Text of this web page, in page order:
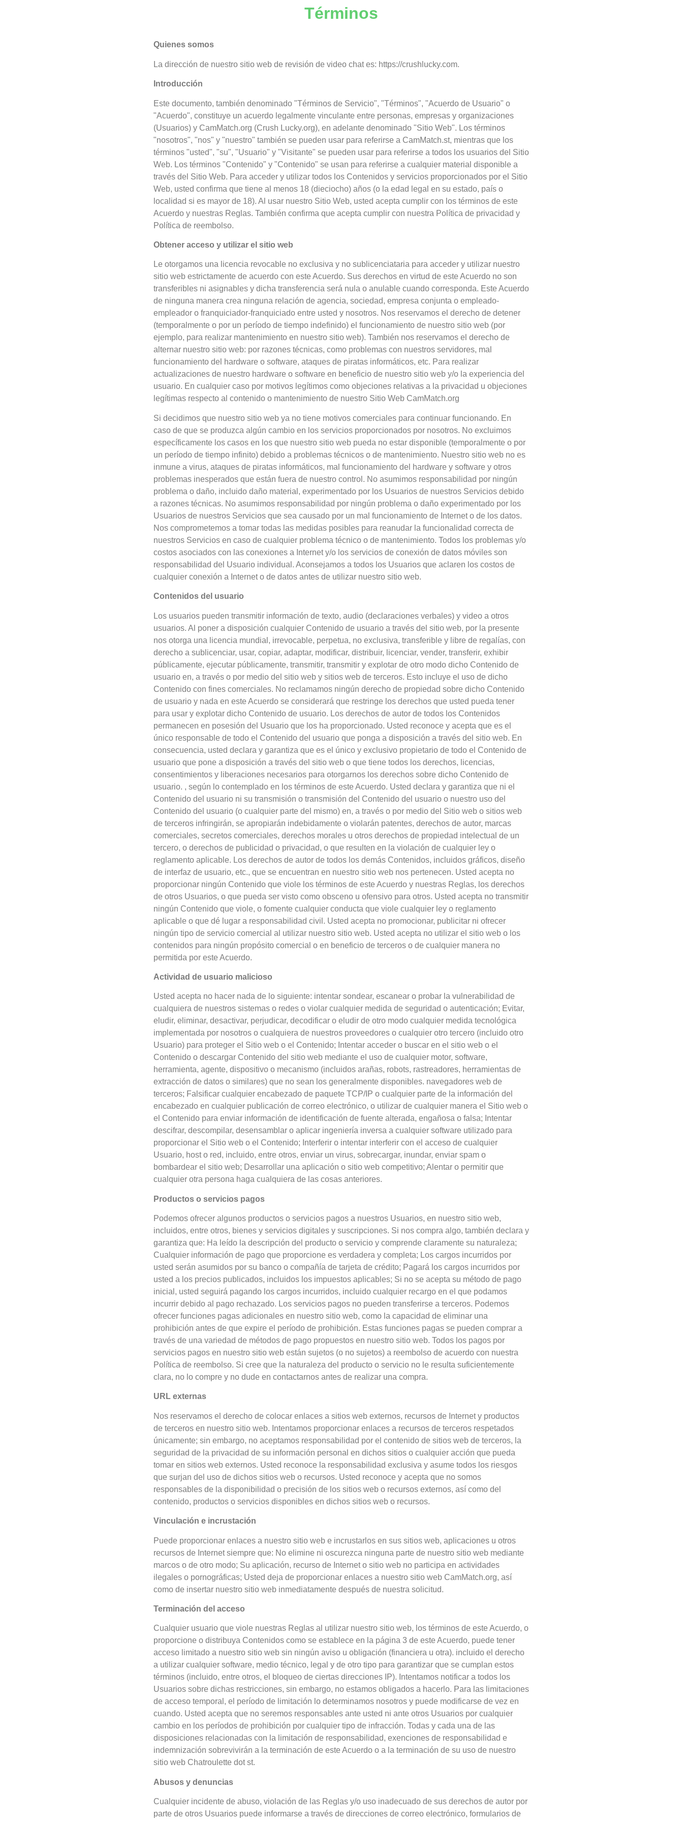
Términos
Quienes somos
La dirección de nuestro sitio web de revisión de video chat es: https://crushlucky.com.
Introducción
Este documento, también denominado "Términos de Servicio", "Términos", "Acuerdo de Usuario" o
"Acuerdo", constituye un acuerdo legalmente vinculante entre personas, empresas y organizaciones
(Usuarios) y CamMatch.org (Crush Lucky.org), en adelante denominado "Sitio Web". Los términos
"nosotros", "nos" y "nuestro" también se pueden usar para referirse a CamMatch.st, mientras que los
términos "usted", "su", "Usuario" y "Visitante" se pueden usar para referirse a todos los usuarios del Sitio
Web. Los términos "Contenido" y "Contenido" se usan para referirse a cualquier material disponible a
través del Sitio Web. Para acceder y utilizar todos los Contenidos y servicios proporcionados por el Sitio
Web, usted confirma que tiene al menos 18 (dieciocho) años (o la edad legal en su estado, país o
localidad si es mayor de 18). Al usar nuestro Sitio Web, usted acepta cumplir con los términos de este
Acuerdo y nuestras Reglas. También confirma que acepta cumplir con nuestra Política de privacidad y
Política de reembolso.
Obtener acceso y utilizar el sitio web
Le otorgamos una licencia revocable no exclusiva y no sublicenciataria para acceder y utilizar nuestro
sitio web estrictamente de acuerdo con este Acuerdo. Sus derechos en virtud de este Acuerdo no son
transferibles ni asignables y dicha transferencia será nula o anulable cuando corresponda. Este Acuerdo
de ninguna manera crea ninguna relación de agencia, sociedad, empresa conjunta o empleado-
empleador o franquiciador-franquiciado entre usted y nosotros. Nos reservamos el derecho de detener
(temporalmente o por un período de tiempo indefinido) el funcionamiento de nuestro sitio web (por
ejemplo, para realizar mantenimiento en nuestro sitio web). También nos reservamos el derecho de
alternar nuestro sitio web: por razones técnicas, como problemas con nuestros servidores, mal
funcionamiento del hardware o software, ataques de piratas informáticos, etc. Para realizar
actualizaciones de nuestro hardware o software en beneficio de nuestro sitio web y/o la experiencia del
usuario. En cualquier caso por motivos legítimos como objeciones relativas a la privacidad u objeciones
legítimas respecto al contenido o mantenimiento de nuestro Sitio Web CamMatch.org
Si decidimos que nuestro sitio web ya no tiene motivos comerciales para continuar funcionando. En
caso de que se produzca algún cambio en los servicios proporcionados por nosotros. No excluimos
específicamente los casos en los que nuestro sitio web pueda no estar disponible (temporalmente o por
un período de tiempo infinito) debido a problemas técnicos o de mantenimiento. Nuestro sitio web no es
inmune a virus, ataques de piratas informáticos, mal funcionamiento del hardware y software y otros
problemas inesperados que están fuera de nuestro control. No asumimos responsabilidad por ningún
problema o daño, incluido daño material, experimentado por los Usuarios de nuestros Servicios debido
a razones técnicas. No asumimos responsabilidad por ningún problema o daño experimentado por los
Usuarios de nuestros Servicios que sea causado por un mal funcionamiento de Internet o de los datos.
Nos comprometemos a tomar todas las medidas posibles para reanudar la funcionalidad correcta de
nuestros Servicios en caso de cualquier problema técnico o de mantenimiento. Todos los problemas y/o
costos asociados con las conexiones a Internet y/o los servicios de conexión de datos móviles son
responsabilidad del Usuario individual. Aconsejamos a todos los Usuarios que aclaren los costos de
cualquier conexión a Internet o de datos antes de utilizar nuestro sitio web.
Contenidos del usuario
Los usuarios pueden transmitir información de texto, audio (declaraciones verbales) y video a otros
usuarios. Al poner a disposición cualquier Contenido de usuario a través del sitio web, por la presente
nos otorga una licencia mundial, irrevocable, perpetua, no exclusiva, transferible y libre de regalías, con
derecho a sublicenciar, usar, copiar, adaptar, modificar, distribuir, licenciar, vender, transferir, exhibir
públicamente, ejecutar públicamente, transmitir, transmitir y explotar de otro modo dicho Contenido de
usuario en, a través o por medio del sitio web y sitios web de terceros. Esto incluye el uso de dicho
Contenido con fines comerciales. No reclamamos ningún derecho de propiedad sobre dicho Contenido
de usuario y nada en este Acuerdo se considerará que restringe los derechos que usted pueda tener
para usar y explotar dicho Contenido de usuario. Los derechos de autor de todos los Contenidos
permanecen en posesión del Usuario que los ha proporcionado. Usted reconoce y acepta que es el
único responsable de todo el Contenido del usuario que ponga a disposición a través del sitio web. En
consecuencia, usted declara y garantiza que es el único y exclusivo propietario de todo el Contenido de
usuario que pone a disposición a través del sitio web o que tiene todos los derechos, licencias,
consentimientos y liberaciones necesarios para otorgarnos los derechos sobre dicho Contenido de
usuario. , según lo contemplado en los términos de este Acuerdo. Usted declara y garantiza que ni el
Contenido del usuario ni su transmisión o transmisión del Contenido del usuario o nuestro uso del
Contenido del usuario (o cualquier parte del mismo) en, a través o por medio del Sitio web o sitios web
de terceros infringirán, se apropiarán indebidamente o violarán patentes, derechos de autor, marcas
comerciales, secretos comerciales, derechos morales u otros derechos de propiedad intelectual de un
tercero, o derechos de publicidad o privacidad, o que resulten en la violación de cualquier ley o
reglamento aplicable. Los derechos de autor de todos los demás Contenidos, incluidos gráficos, diseño
de interfaz de usuario, etc., que se encuentran en nuestro sitio web nos pertenecen. Usted acepta no
proporcionar ningún Contenido que viole los términos de este Acuerdo y nuestras Reglas, los derechos
de otros Usuarios, o que pueda ser visto como obsceno u ofensivo para otros. Usted acepta no transmitir
ningún Contenido que viole, o fomente cualquier conducta que viole cualquier ley o reglamento
aplicable o que dé lugar a responsabilidad civil. Usted acepta no promocionar, publicitar ni ofrecer
ningún tipo de servicio comercial al utilizar nuestro sitio web. Usted acepta no utilizar el sitio web o los
contenidos para ningún propósito comercial o en beneficio de terceros o de cualquier manera no
permitida por este Acuerdo.
Actividad de usuario malicioso
Usted acepta no hacer nada de lo siguiente: intentar sondear, escanear o probar la vulnerabilidad de
cualquiera de nuestros sistemas o redes o violar cualquier medida de seguridad o autenticación; Evitar,
eludir, eliminar, desactivar, perjudicar, decodificar o eludir de otro modo cualquier medida tecnológica
implementada por nosotros o cualquiera de nuestros proveedores o cualquier otro tercero (incluido otro
Usuario) para proteger el Sitio web o el Contenido; Intentar acceder o buscar en el sitio web o el
Contenido o descargar Contenido del sitio web mediante el uso de cualquier motor, software,
herramienta, agente, dispositivo o mecanismo (incluidos arañas, robots, rastreadores, herramientas de
extracción de datos o similares) que no sean los generalmente disponibles. navegadores web de
terceros; Falsificar cualquier encabezado de paquete TCP/IP o cualquier parte de la información del
encabezado en cualquier publicación de correo electrónico, o utilizar de cualquier manera el Sitio web o
el Contenido para enviar información de identificación de fuente alterada, engañosa o falsa; Intentar
descifrar, descompilar, desensamblar o aplicar ingeniería inversa a cualquier software utilizado para
proporcionar el Sitio web o el Contenido; Interferir o intentar interferir con el acceso de cualquier
Usuario, host o red, incluido, entre otros, enviar un virus, sobrecargar, inundar, enviar spam o
bombardear el sitio web; Desarrollar una aplicación o sitio web competitivo; Alentar o permitir que
cualquier otra persona haga cualquiera de las cosas anteriores.
Productos o servicios pagos
Podemos ofrecer algunos productos o servicios pagos a nuestros Usuarios, en nuestro sitio web,
incluidos, entre otros, bienes y servicios digitales y suscripciones. Si nos compra algo, también declara y
garantiza que: Ha leído la descripción del producto o servicio y comprende claramente su naturaleza;
Cualquier información de pago que proporcione es verdadera y completa; Los cargos incurridos por
usted serán asumidos por su banco o compañía de tarjeta de crédito; Pagará los cargos incurridos por
usted a los precios publicados, incluidos los impuestos aplicables; Si no se acepta su método de pago
inicial, usted seguirá pagando los cargos incurridos, incluido cualquier recargo en el que podamos
incurrir debido al pago rechazado. Los servicios pagos no pueden transferirse a terceros. Podemos
ofrecer funciones pagas adicionales en nuestro sitio web, como la capacidad de eliminar una
prohibición antes de que expire el período de prohibición. Estas funciones pagas se pueden comprar a
través de una variedad de métodos de pago propuestos en nuestro sitio web. Todos los pagos por
servicios pagos en nuestro sitio web están sujetos (o no sujetos) a reembolso de acuerdo con nuestra
Política de reembolso. Si cree que la naturaleza del producto o servicio no le resulta suficientemente
clara, no lo compre y no dude en contactarnos antes de realizar una compra.
URL externas
Nos reservamos el derecho de colocar enlaces a sitios web externos, recursos de Internet y productos
de terceros en nuestro sitio web. Intentamos proporcionar enlaces a recursos de terceros respetados
únicamente; sin embargo, no aceptamos responsabilidad por el contenido de sitios web de terceros, la
seguridad de la privacidad de su información personal en dichos sitios o cualquier acción que pueda
tomar en sitios web externos. Usted reconoce la responsabilidad exclusiva y asume todos los riesgos
que surjan del uso de dichos sitios web o recursos. Usted reconoce y acepta que no somos
responsables de la disponibilidad o precisión de los sitios web o recursos externos, así como del
contenido, productos o servicios disponibles en dichos sitios web o recursos.
Vinculación e incrustación
Puede proporcionar enlaces a nuestro sitio web e incrustarlos en sus sitios web, aplicaciones u otros
recursos de Internet siempre que: No elimine ni oscurezca ninguna parte de nuestro sitio web mediante
marcos o de otro modo; Su aplicación, recurso de Internet o sitio web no participa en actividades
ilegales o pornográficas; Usted deja de proporcionar enlaces a nuestro sitio web CamMatch.org, así
como de insertar nuestro sitio web inmediatamente después de nuestra solicitud.
Terminación del acceso
Cualquier usuario que viole nuestras Reglas al utilizar nuestro sitio web, los términos de este Acuerdo, o
proporcione o distribuya Contenidos como se establece en la página 3 de este Acuerdo, puede tener
acceso limitado a nuestro sitio web sin ningún aviso u obligación (financiera u otra). incluido el derecho
a utilizar cualquier software, medio técnico, legal y de otro tipo para garantizar que se cumplan estos
términos (incluido, entre otros, el bloqueo de ciertas direcciones IP). Intentamos notificar a todos los
Usuarios sobre dichas restricciones, sin embargo, no estamos obligados a hacerlo. Para las limitaciones
de acceso temporal, el período de limitación lo determinamos nosotros y puede modificarse de vez en
cuando. Usted acepta que no seremos responsables ante usted ni ante otros Usuarios por cualquier
cambio en los períodos de prohibición por cualquier tipo de infracción. Todas y cada una de las
disposiciones relacionadas con la limitación de responsabilidad, exenciones de responsabilidad e
indemnización sobrevivirán a la terminación de este Acuerdo o a la terminación de su uso de nuestro
sitio web Chatroulette dot st.
Abusos y denuncias
Cualquier incidente de abuso, violación de las Reglas y/o uso inadecuado de sus derechos de autor por
parte de otros Usuarios puede informarse a través de direcciones de correo electrónico, formularios de